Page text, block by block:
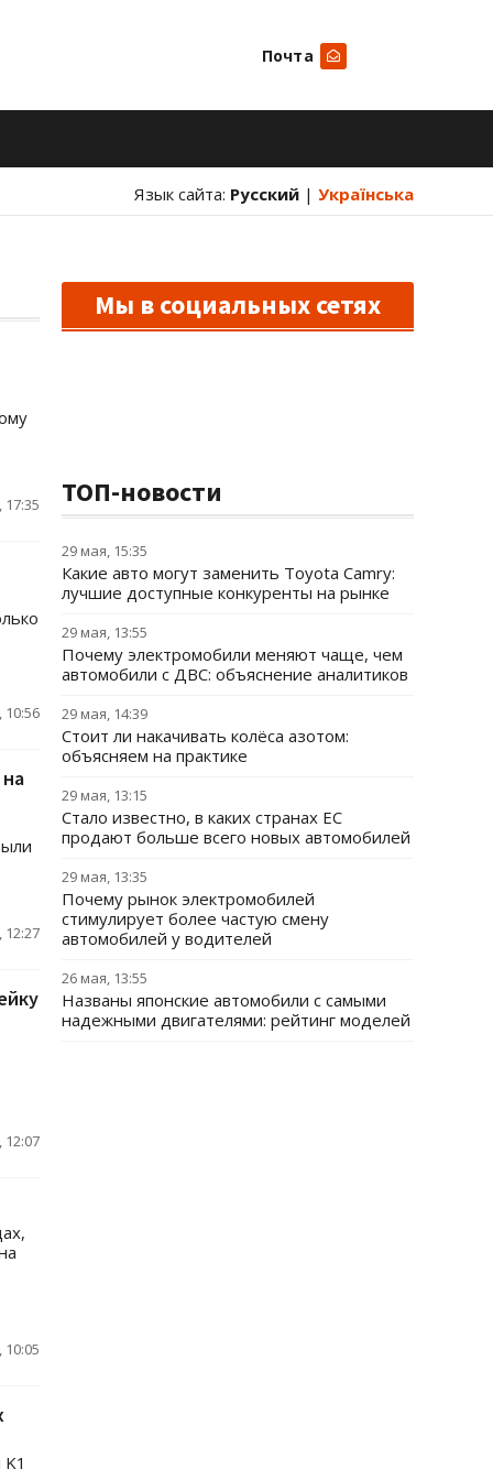
Почта
Язык сайта: Русский | Українська
17:35
10:56
12:27
12:07
Мы в социальных сетях
ТОП-новости
29 мая, 15:35
Какие авто могут заменить Toyota Camry:
лучшие доступные конкуренты на рынке
29 мая, 13:55
Почему электромобили меняют чаще, чем
автомобили с ДВС: объяснение аналитиков
29 мая, 14:39
Стоит ли накачивать колёса азотом:
объясняем на практике
29 мая, 13:15
Стало известно, в каких странах ЕС
продают больше всего новых автомобилей
29 мая, 13:35
Почему рынок электромобилей
стимулирует более частую смену
автомобилей у водителей
26 мая, 13:55
Названы японские автомобили с самыми
надежными двигателями: рейтинг моделей